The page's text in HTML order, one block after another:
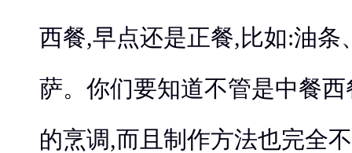
西餐,早点还是正餐,比如:油条
萨。你们要知道不管是中餐
的烹调,而且制作方法也完全